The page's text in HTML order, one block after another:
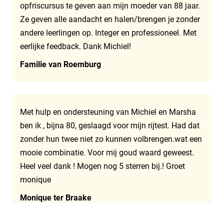
opfriscursus te geven aan mijn moeder van 88 jaar.
Ze geven alle aandacht en halen/brengen je zonder
andere leerlingen op. Integer en professioneel. Met
eerlijke feedback. Dank Michiel!
Familie van Roemburg
Met hulp en ondersteuning van Michiel en Marsha
ben ik , bijna 80, geslaagd voor mijn rijtest. Had dat
zonder hun twee niet zo kunnen volbrengen.wat een
mooie combinatie. Voor mij goud waard geweest.
Heel veel dank ! Mogen nog 5 sterren bij.! Groet
monique
Monique ter Braake